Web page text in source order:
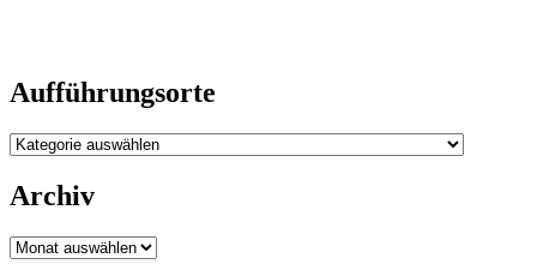
Aufführungsorte
Aufführungsorte
Archiv
Archiv